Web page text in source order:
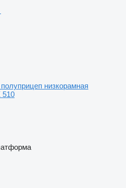
полуприцеп низкорамная
510